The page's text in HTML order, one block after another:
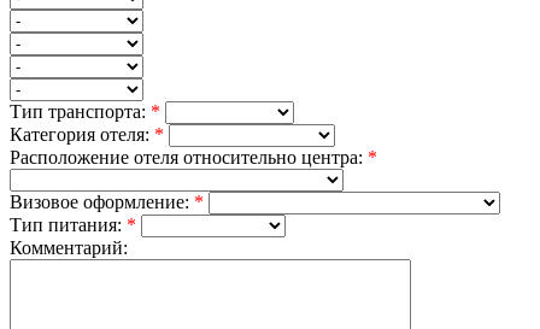
Тип транспорта: *
Категория отеля: *
Расположение отеля относительно центра: *
Визовое оформление: *
Тип питания: *
Комментарий: